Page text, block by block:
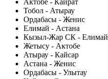
Актобе - Кайрат
Тобол - Атырау
Ордабасы - Женис
Елимай - Астана
Кызыл-Жар СК - Елимай
Жетысу - Актобе
Атырау - Кайсар
Астана - Женис
Ордабасы - Улытау